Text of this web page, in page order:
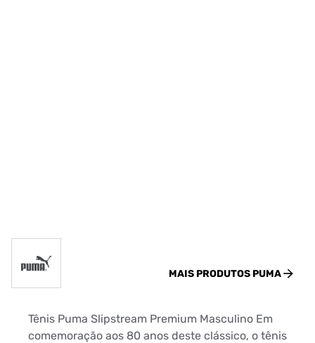
MAIS PRODUTOS PUMA
Tênis Puma Slipstream Premium Masculino Em
comemoração aos 80 anos deste clássico, o tênis